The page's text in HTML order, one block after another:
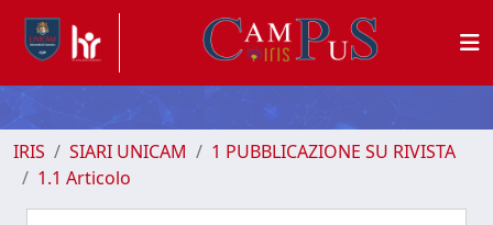
IRIS SIARI UNICAM
1 PUBBLICAZIONE SU RIVISTA
1.1 Articolo